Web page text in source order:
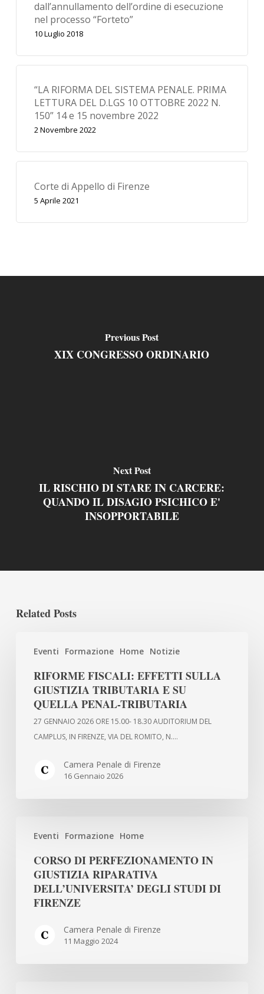
dall’annullamento dell’ordine di esecuzione
nel processo “Forteto”
10 Luglio 2018
“LA RIFORMA DEL SISTEMA PENALE. PRIMA
LETTURA DEL D.LGS 10 OTTOBRE 2022 N.
150” 14 e 15 novembre 2022
2 Novembre 2022
Corte di Appello di Firenze
5 Aprile 2021
Previous Post
XIX CONGRESSO ORDINARIO
Next Post
IL RISCHIO DI STARE IN CARCERE:
QUANDO IL DISAGIO PSICHICO E'
INSOPPORTABILE
Related Posts
Eventi Formazione Home Notizie
FISCALI:
SULLA
GIUSTIZIA
PENAL-
RIFORME FISCALI: EFFETTI SULLA
GIUSTIZIA TRIBUTARIA E SU
QUELLA PENAL-TRIBUTARIA
27 GENNAIO 2026 ORE 15.00- 18.30 AUDITORIUM DEL
CAMPLUS, IN FIRENZE, VIA DEL ROMITO, N.…
Camera Penale di Firenze
16 Gennaio 2026
Eventi Formazione Home
GIUSTIZIA
RIPARATIVA
CORSO DI PERFEZIONAMENTO IN
GIUSTIZIA RIPARATIVA
DELL’UNIVERSITA’ DEGLI STUDI DI
FIRENZE
Camera Penale di Firenze
11 Maggio 2024